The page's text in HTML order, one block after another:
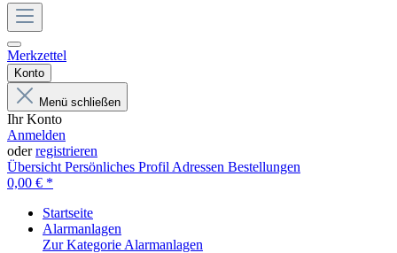
Merkzettel
Konto
Menü schließen
Ihr Konto
Anmelden
oderregistrieren
Übersicht Persönliches Profil Adressen Bestellungen
0,00 € *
Startseite
Alarmanlagen
Zur Kategorie Alarmanlagen